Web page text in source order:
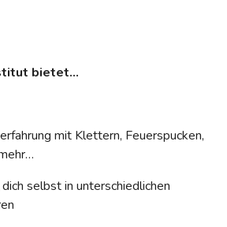
bietet...
mit Klettern, Feuerspucken,
selbst in unterschiedlichen